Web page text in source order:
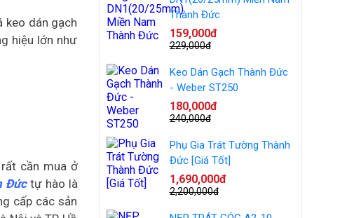
keo dán gạch
hiệu lớn như
cần mua ở
Đứctự hào là
cấp các sản
Thành Đức
159,000đ
229,000đ
Keo Dán Gạch Thành Đức
- Weber ST250
180,000đ
240,000đ
Phụ Gia Trát Tường Thành
Đức [Giá Tốt]
1,690,000đ
2,200,000đ